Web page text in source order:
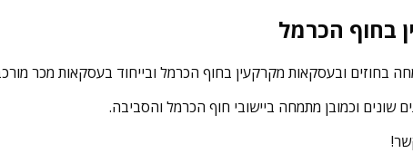
בחוף הכרמל
בחוזים ובעסקאות מקרקעין בחוף הכרמל ובייחוד בעסקאות מכר
שונים וכמובן מתמחה ביישובי חוף הכרמל והסביבה.